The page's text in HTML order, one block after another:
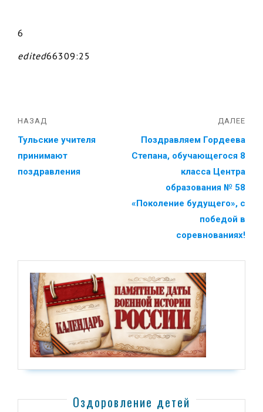
6
edited66309:25
НАЗАД
Тульские учителя
принимают
поздравления
ДАЛЕЕ
Поздравляем Гордеева
Степана, обучающегося 8
класса Центра
образования № 58
«Поколение будущего», с
победой в
соревнованиях!
Оздоровление детей